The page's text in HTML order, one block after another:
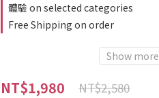
體驗 on selected categories
Free Shipping on order
Show more
NT$1,980 NT$2,580